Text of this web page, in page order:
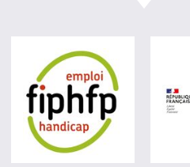
(nouvelle fenêtre)
les site de Agefiph (nouvelle
visiter les